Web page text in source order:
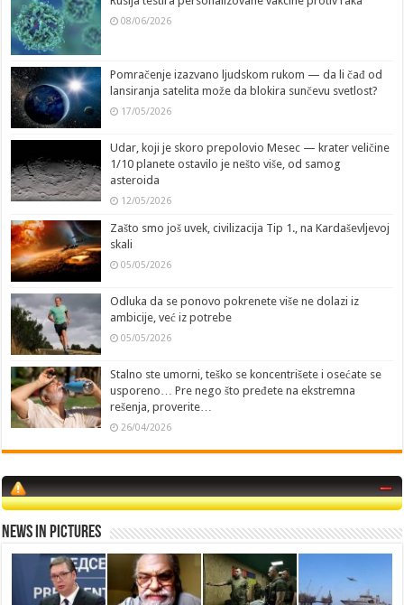
08/06/2026
Pomračenje izazvano ljudskom rukom — da li čađ od
lansiranja satelita može da blokira sunčevu svetlost?
17/05/2026
Udar, koji je skoro prepolovio Mesec — krater veličine
1/10 planete ostavilo je nešto više, od samog
asteroida
12/05/2026
Zašto smo još uvek, civilizacija Tip 1., na Kardaševljevoj
skali
05/05/2026
Odluka da se ponovo pokrenete više ne dolazi iz
ambicije, već iz potrebe
05/05/2026
Stalno ste umorni, teško se koncentrišete i osećate se
usporeno… Pre nego što pređete na ekstremna
rešenja, proverite…
26/04/2026
News in Pictures